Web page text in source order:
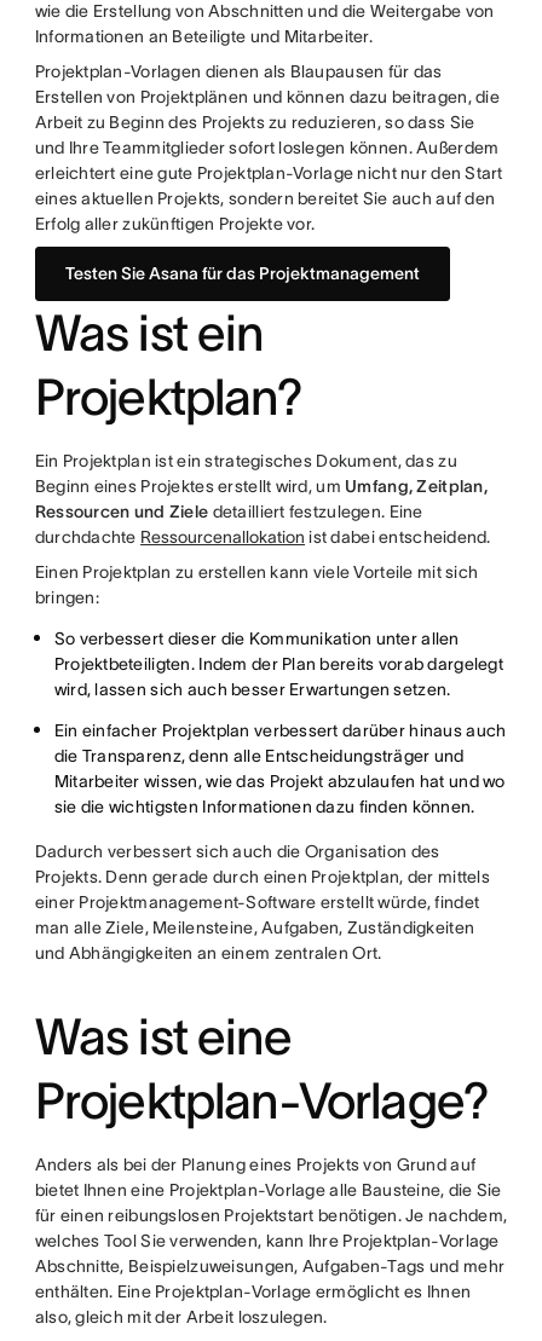
wie die Erstellung von Abschnitten und die Weitergabe von
Informationen an Beteiligte und Mitarbeiter.
Projektplan-Vorlagen dienen als Blaupausen für das
Erstellen von Projektplänen und können dazu beitragen, die
Arbeit zu Beginn des Projekts zu reduzieren, so dass Sie
und Ihre Teammitglieder sofort loslegen können. Außerdem
erleichtert eine gute Projektplan-Vorlage nicht nur den Start
eines aktuellen Projekts, sondern bereitet Sie auch auf den
Erfolg aller zukünftigen Projekte vor.
Testen Sie Asana für das Projektmanagement
Was ist ein
Projektplan?
Ein Projektplan ist ein strategisches Dokument, das zu
Beginn eines Projektes erstellt wird, um Umfang, Zeitplan,
Ressourcen und Ziele detailliert festzulegen. Eine
durchdachte Ressourcenallokation ist dabei entscheidend.
Einen Projektplan zu erstellen kann viele Vorteile mit sich
bringen:
So verbessert dieser die Kommunikation unter allen
Projektbeteiligten. Indem der Plan bereits vorab dargelegt
wird, lassen sich auch besser Erwartungen setzen.
Ein einfacher Projektplan verbessert darüber hinaus auch
die Transparenz, denn alle Entscheidungsträger und
Mitarbeiter wissen, wie das Projekt abzulaufen hat und wo
sie die wichtigsten Informationen dazu finden können.
Dadurch verbessert sich auch die Organisation des
Projekts. Denn gerade durch einen Projektplan, der mittels
einer Projektmanagement-Software erstellt würde, findet
man alle Ziele, Meilensteine, Aufgaben, Zuständigkeiten
und Abhängigkeiten an einem zentralen Ort.
Was ist eine
Projektplan-Vorlage?
Anders als bei der Planung eines Projekts von Grund auf
bietet Ihnen eine Projektplan-Vorlage alle Bausteine, die Sie
für einen reibungslosen Projektstart benötigen. Je nachdem,
welches Tool Sie verwenden, kann Ihre Projektplan-Vorlage
Abschnitte, Beispielzuweisungen, Aufgaben-Tags und mehr
enthälten. Eine Projektplan-Vorlage ermöglicht es Ihnen
also, gleich mit der Arbeit loszulegen.